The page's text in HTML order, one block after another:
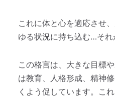
これに体と心を適応させ
ゆる状況に持ち込む…それ
この格言は、大きな目標
は教育、人格形成、精神
くよう促しています。こ